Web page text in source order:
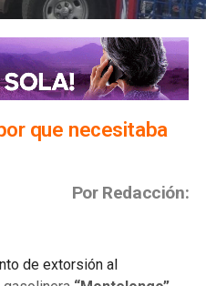
que necesitaba
Por Redacción:
de extorsión al